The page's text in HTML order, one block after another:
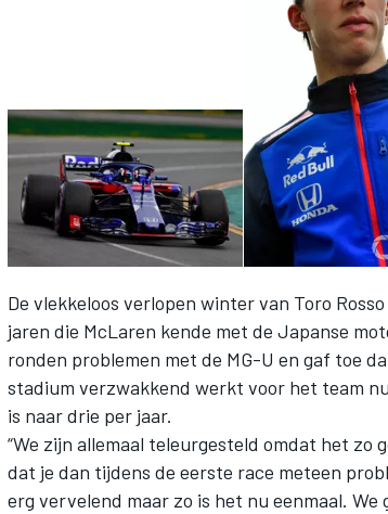
De vlekkeloos verlopen winter van Toro
jaren die McLaren kende met de Japanse
ronden problemen met de MG-U en gaf toe
stadium verzwakkend werkt voor het team
is naar drie per jaar.
“We zijn allemaal teleurgesteld omdat het
dat je dan tijdens de eerste race meteen
erg vervelend maar zo is het nu eenmaal.